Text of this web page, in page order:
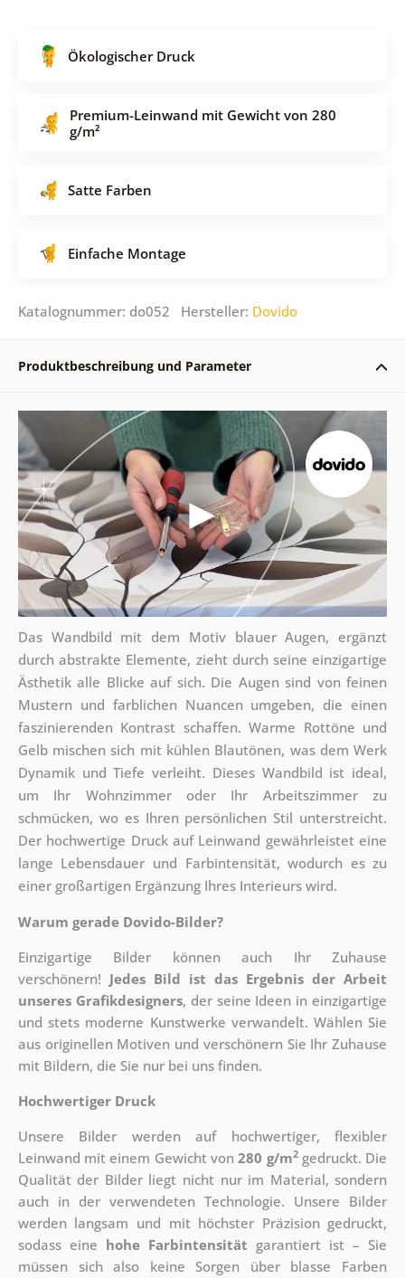
Ökologischer Druck
Premium-Leinwand mit Gewicht von 280
g/m²
Satte Farben
Einfache Montage
Katalognummer: do052 Hersteller: Dovido
Produktbeschreibung und Parameter
Das Wandbild mit dem Motiv blauer Augen, ergänzt
durch abstrakte Elemente, zieht durch seine einzigartige
Ästhetik alle Blicke auf sich. Die Augen sind von feinen
Mustern und farblichen Nuancen umgeben, die einen
faszinierenden Kontrast schaffen. Warme Rottöne und
Gelb mischen sich mit kühlen Blautönen, was dem Werk
Dynamik und Tiefe verleiht. Dieses Wandbild ist ideal,
um Ihr Wohnzimmer oder Ihr Arbeitszimmer zu
schmücken, wo es Ihren persönlichen Stil unterstreicht.
Der hochwertige Druck auf Leinwand gewährleistet eine
lange Lebensdauer und Farbintensität, wodurch es zu
einer großartigen Ergänzung Ihres Interieurs wird.
Warum gerade Dovido-Bilder?
Einzigartige Bilder können auch Ihr Zuhause
verschönern! Jedes Bild ist das Ergebnis der Arbeit
unseres Grafikdesigners, der seine Ideen in einzigartige
und stets moderne Kunstwerke verwandelt. Wählen Sie
aus originellen Motiven und verschönern Sie Ihr Zuhause
mit Bildern, die Sie nur bei uns finden.
Hochwertiger Druck
Unsere Bilder werden auf hochwertiger, flexibler
Leinwand mit einem Gewicht von280 g/m2gedruckt. Die
Qualität der Bilder liegt nicht nur im Material, sondern
auch in der verwendeten Technologie. Unsere Bilder
werden langsam und mit höchster Präzision gedruckt,
sodass eine hohe Farbintensität garantiert ist – Sie
müssen sich also keine Sorgen über blasse Farben